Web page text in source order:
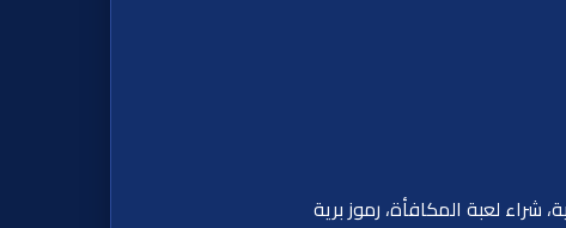
شراء لعبة المكافأة، رموز برية